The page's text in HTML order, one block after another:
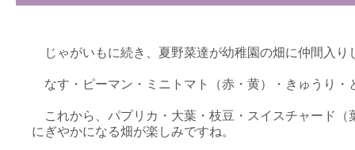
じゃがいもに続き、夏野菜達が幼稚園の畑に仲間入り
なす・ピーマン・ミニトマト（赤・黄）・きゅうり・
これから、パプリカ・大葉・枝豆・スイスチャード（
にぎやかになる畑が楽しみですね。